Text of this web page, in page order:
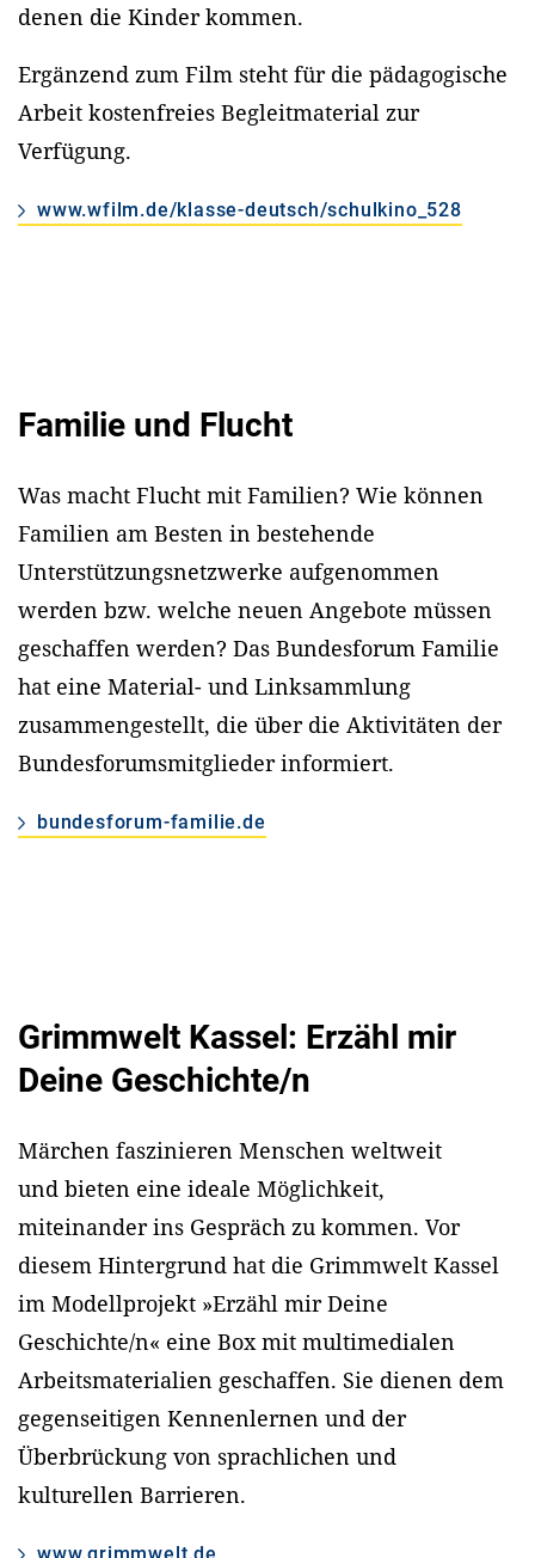
denen die Kinder kommen.
Ergänzend zum Film steht für die pädagogische
Arbeit kostenfreies Begleitmaterial zur
Verfügung.
www.wfilm.de/klasse-deutsch/schulkino_528
Familie und Flucht
Was macht Flucht mit Familien? Wie können
Familien am Besten in bestehende
Unterstützungsnetzwerke aufgenommen
werden bzw. welche neuen Angebote müssen
geschaffen werden? Das Bundesforum Familie
hat eine Material- und Linksammlung
zusammengestellt, die über die Aktivitäten der
Bundesforumsmitglieder informiert.
bundesforum-familie.de
Grimmwelt Kassel: Erzähl mir
Deine Geschichte/n
Märchen faszinieren Menschen weltweit
und bieten eine ideale Möglichkeit,
miteinander ins Gespräch zu kommen. Vor
diesem Hintergrund hat die Grimmwelt Kassel
im Modellprojekt »Erzähl mir Deine
Geschichte/n« eine Box mit multimedialen
Arbeitsmaterialien geschaffen. Sie dienen dem
gegenseitigen Kennenlernen und der
Überbrückung von sprachlichen und
kulturellen Barrieren.